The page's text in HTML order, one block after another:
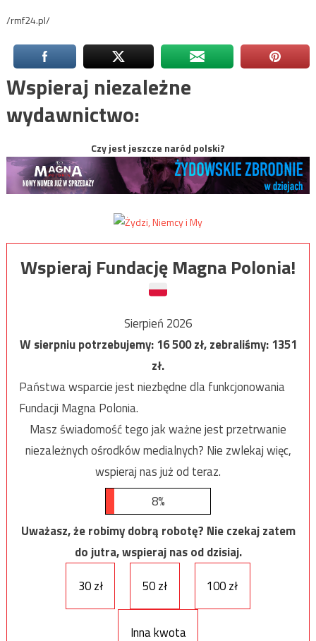
/rmf24.pl/
Wspieraj niezależne
wydawnictwo:
Czy jest jeszcze naród polski?
Wspieraj Fundację Magna Polonia!
Sierpień 2026
W sierpniu potrzebujemy:16 500zł, zebraliśmy:1351
zł.
Państwa wsparcie jest niezbędne dla funkcjonowania
Fundacji Magna Polonia.
Masz świadomość tego jak ważne jest przetrwanie
niezależnych ośrodków medialnych? Nie zwlekaj więc,
wspieraj nas już od teraz.
8%
Uważasz, że robimy dobrą robotę? Nie czekaj zatem
do jutra, wspieraj nas od dzisiaj.
30 zł
50 zł 100 zł
Inna kwota